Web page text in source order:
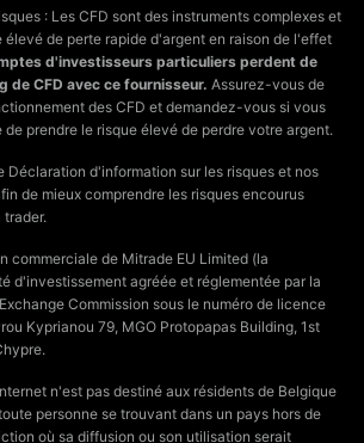
: Les CFD sont des instruments complexes et
élevé de perte rapide d'argent en raison de l'effet
d'investisseurs particuliers perdent de
de CFD avec ce fournisseur. Assurez-vous de
des CFD et demandez-vous si vous
prendre le risque élevé de perdre votre argent.
Déclaration d'information sur les risques et nos
de mieux comprendre les risques encourus
trader.
commerciale de Mitrade EU Limited (la
d'investissement agréée et réglementée par la
Commission sous le numéro de licence
Kyprianou 79, MGO Protopapas Building, 1st
n'est pas destiné aux résidents de Belgique
personne se trouvant dans un pays hors de
où sa diffusion ou son utilisation serait